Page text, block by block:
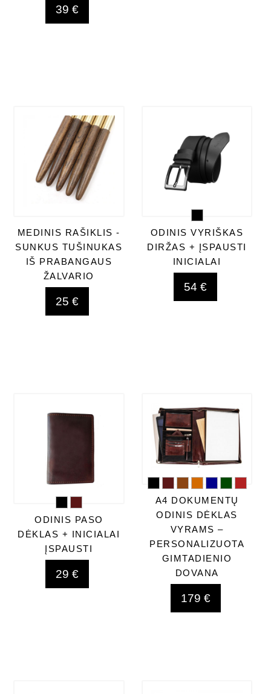
39 €
MEDINIS RAŠIKLIS -
SUNKUS TUŠINUKAS
IŠ PRABANGAUS
ŽALVARIO
25 €
ODINIS VYRIŠKAS
DIRŽAS + ĮSPAUSTI
INICIALAI
54 €
ODINIS PASO
DĖKLAS + INICIALAI
ĮSPAUSTI
29 €
A4 DOKUMENTŲ
ODINIS DĖKLAS
VYRAMS –
PERSONALIZUOTA
GIMTADIENIO
DOVANA
179 €